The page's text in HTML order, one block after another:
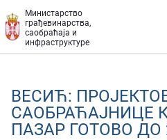
Министарство
грађевинарства,
саобраћаја и
инфраструктуре
ВЕСИЋ:
САОБРАЋАЈНИЦЕ
ПАЗАР ГОТОВО ДО